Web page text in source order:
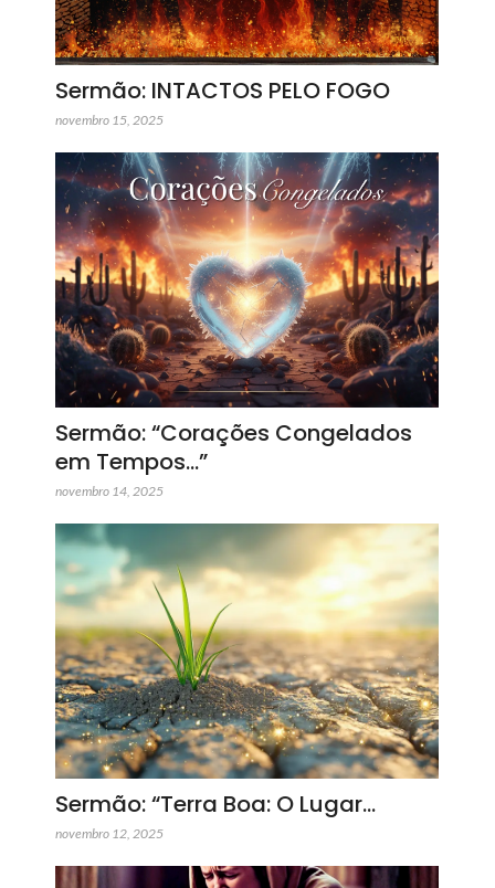
Sermão: INTACTOS PELO FOGO
novembro 15, 2025
Sermão: “Corações Congelados
em Tempos…”
novembro 14, 2025
Sermão: “Terra Boa: O Lugar…
novembro 12, 2025